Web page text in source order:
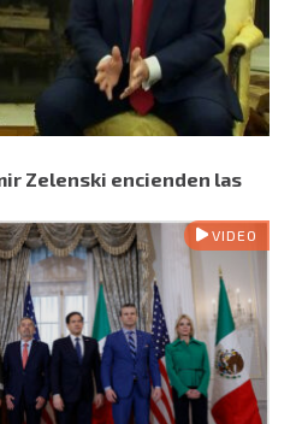
Zelenski encienden las
VIDEO